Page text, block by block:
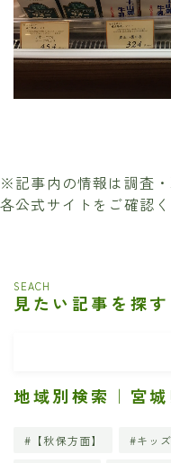
※記事内の情報は調査
各公式サイトをご確認く
SEACH
見たい記事を探す
地域別検索｜宮城
【秋保方面】 キッ